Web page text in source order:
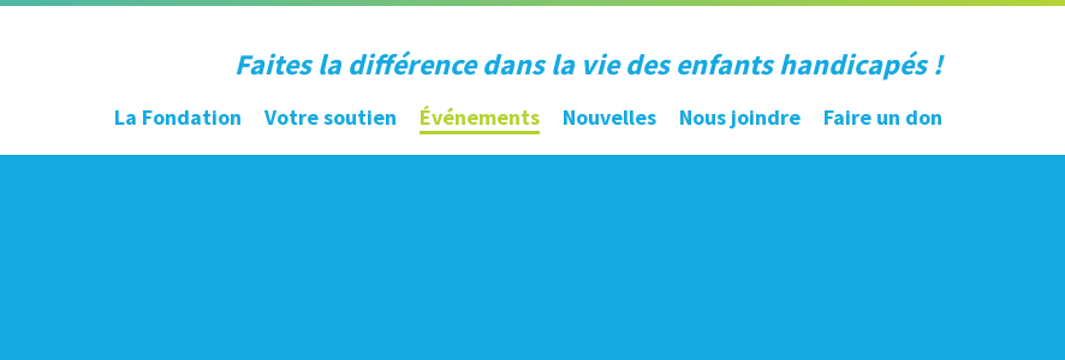
Faites la différence dans la vie des enfants handicapés !
La Fondation Votre soutien Événements Nouvelles Nous joindre Faire un don